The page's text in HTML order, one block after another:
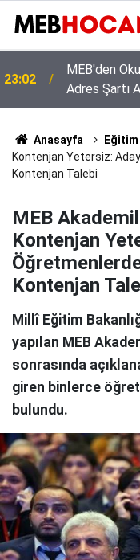
21:02
Okullarda
Aileleri ve
Açıklama!
Anasayfa Eğitim
Kontenjan Yetersiz:
Kontenjan Talebi
MEB
Kontenjan
Kontenjan
Millî Eğitim
yapılan MEB
sonrasında
giren binlerce
bulundu.